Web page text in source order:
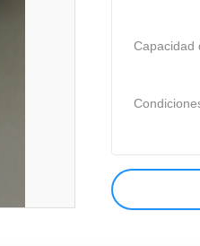
Capacidad